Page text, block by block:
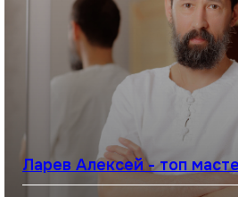
Ларев Алексей - топ
Не знаете, что выбрать?
Оставьте заявку, и мы подберём
для вас массаж или спа-